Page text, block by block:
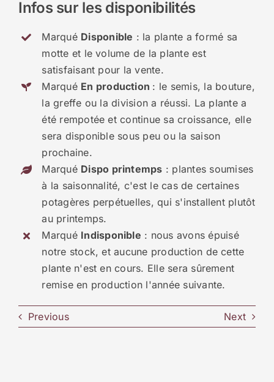
Infos sur les disponibilités
Marqué Disponible : la plante a formé sa
motte et le volume de la plante est
satisfaisant pour la vente.
Marqué En production : le semis, la bouture,
la greffe ou la division a réussi. La plante a
été rempotée et continue sa croissance, elle
sera disponible sous peu ou la saison
prochaine.
Marqué Dispo printemps : plantes soumises
à la saisonnalité, c'est le cas de certaines
potagères perpétuelles, qui s'installent plutôt
au printemps.
Marqué Indisponible : nous avons épuisé
notre stock, et aucune production de cette
plante n'est en cours. Elle sera sûrement
remise en production l'année suivante.
Previous Next